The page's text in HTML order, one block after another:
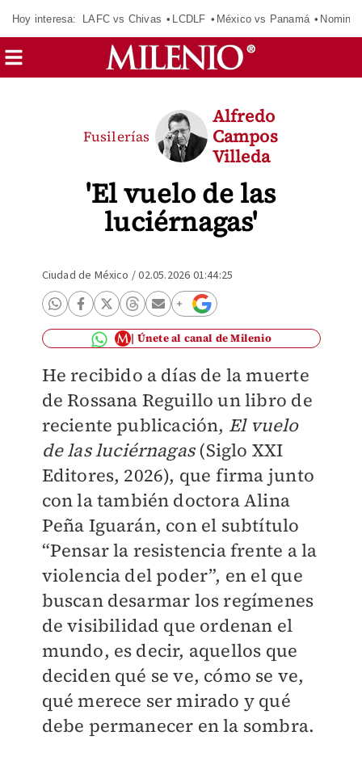
Hoy interesa: LAFC vs Chivas LCDLF México vs Panamá
'El vuelo de las
luciérnagas'
Fusilerías
Alfredo
Campos
Villeda
Ciudad de México /02.05.2026 01:44:25
Únete al canal de Milenio
He recibido a días de la muerte
de Rossana Reguillo un libro de
reciente publicación, El vuelo
de las luciérnagas(Siglo XXI
Editores, 2026), que firma junto
con la también doctora Alina
Peña Iguarán, con el subtítulo
“Pensar la resistencia frente a la
violencia del poder”, en el que
buscan desarmar los regímenes
de visibilidad que ordenan el
mundo, es decir, aquellos que
deciden qué se ve, cómo se ve,
qué merece ser mirado y qué
debe permanecer en la sombra.